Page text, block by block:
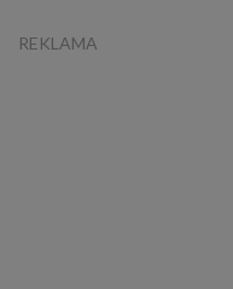
REKLAMA